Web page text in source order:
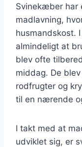
Svinekæber har
madlavning,
husmandskost.
almindeligt at
blev ofte
middag. De
rodfrugter og
til en nærende
I takt med at
udviklet sig, er